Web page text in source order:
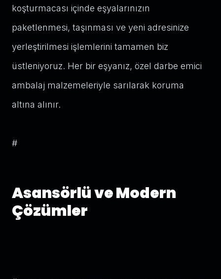
koşturmacası içinde eşyalarınızın
paketlenmesi, taşınması ve yeni adresinize
yerleştirilmesi işlemlerini tamamen biz
üstleniyoruz. Her bir eşyanız, özel darbe emici
ambalaj malzemeleriyle sarılarak koruma
altına alınır.
#
Asansörlü ve Modern
Çözümler